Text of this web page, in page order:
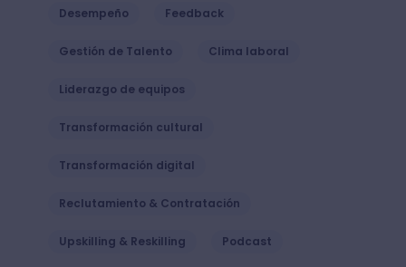
Desempeño Feedback
Gestión de Talento Clima laboral
Liderazgo de equipos
Transformación cultural
Transformación digital
Reclutamiento & Contratación
Upskilling & Reskilling Podcast